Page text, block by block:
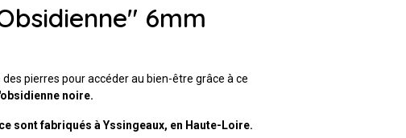
6mm
pierres pour accéder au bien-être grâce à ce
noire.
sont fabriqués à Yssingeaux, en Haute-Loire.